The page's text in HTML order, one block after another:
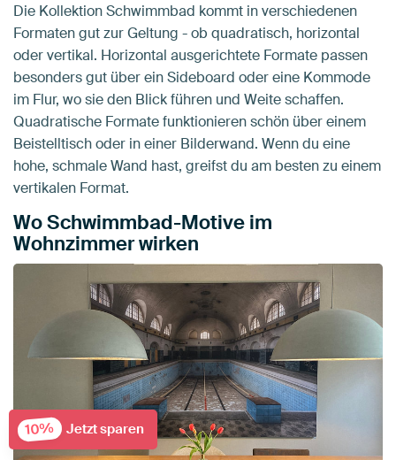
Die Kollektion Schwimmbad kommt in verschiedenen
Formaten gut zur Geltung - ob quadratisch, horizontal
oder vertikal. Horizontal ausgerichtete Formate passen
besonders gut über ein Sideboard oder eine Kommode
im Flur, wo sie den Blick führen und Weite schaffen.
Quadratische Formate funktionieren schön über einem
Beistelltisch oder in einer Bilderwand. Wenn du eine
hohe, schmale Wand hast, greifst du am besten zu einem
vertikalen Format.
Wo Schwimmbad-Motive im
Wohnzimmer wirken
10% Jetzt sparen